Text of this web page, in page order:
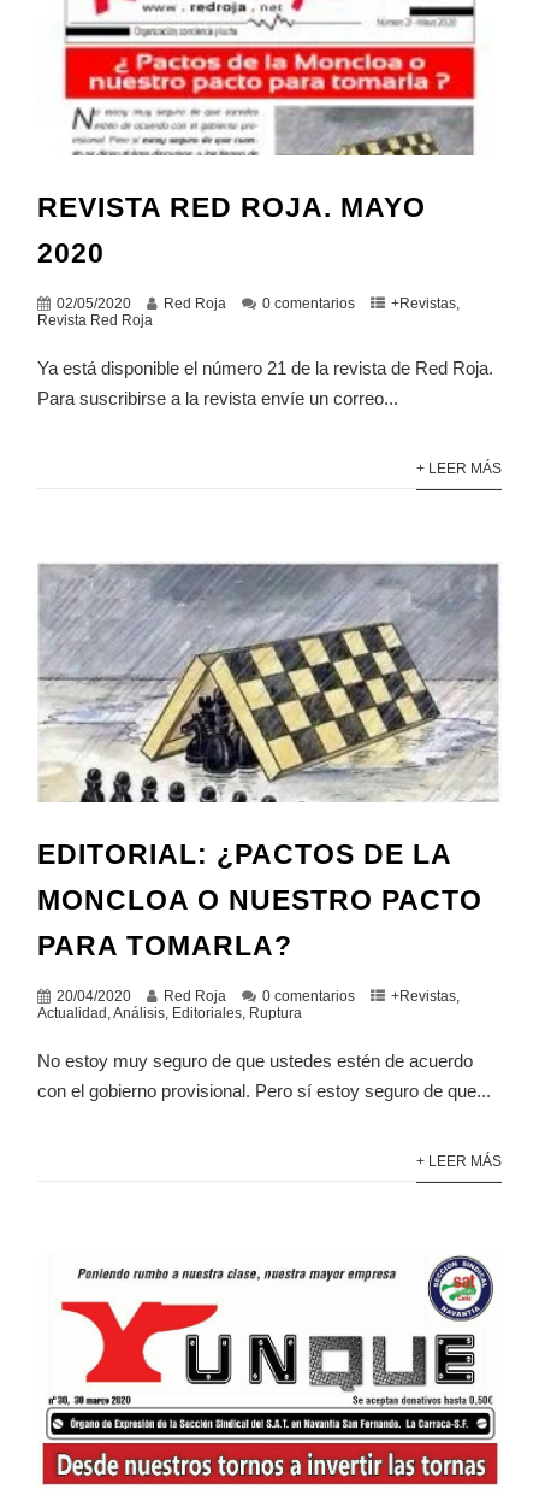
REVISTA RED ROJA. MAYO
2020
02/05/2020 Red Roja 0 comentarios +Revistas,
Revista Red Roja
Ya está disponible el número 21 de la revista de Red Roja.
Para suscribirse a la revista envíe un correo...
+ LEER MÁS
EDITORIAL: ¿PACTOS DE LA
MONCLOA O NUESTRO PACTO
PARA TOMARLA?
20/04/2020 Red Roja 0 comentarios +Revistas,
Actualidad ,Análisis, Editoriales, Ruptura
No estoy muy seguro de que ustedes estén de acuerdo
con el gobierno provisional. Pero sí estoy seguro de que...
+ LEER MÁS